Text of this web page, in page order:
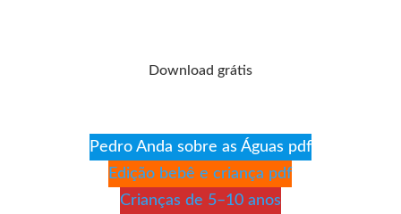
Download grátis
Pedro Anda sobre as Águas pdf
Edição bebê e criança pdf
Crianças de 5–10 anos